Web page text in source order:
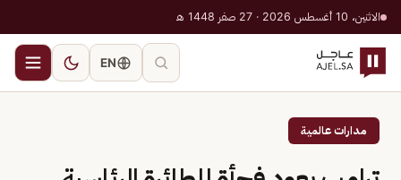
الاثنين، 10 أغسطس 2026 · 27 صفر 1448 هـ
EN
مدارات عالمية